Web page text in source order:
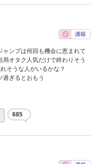
ンプは何回も機会に恵まれて
オタク人気だけで終わりそう
そうな人がいるかな？
過ぎるとおもう
685